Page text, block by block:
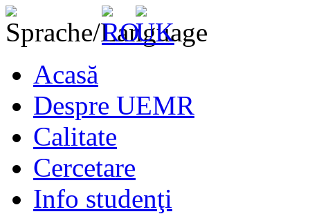
Acasă
Despre UEMR
Calitate
Cercetare
Info studenţi